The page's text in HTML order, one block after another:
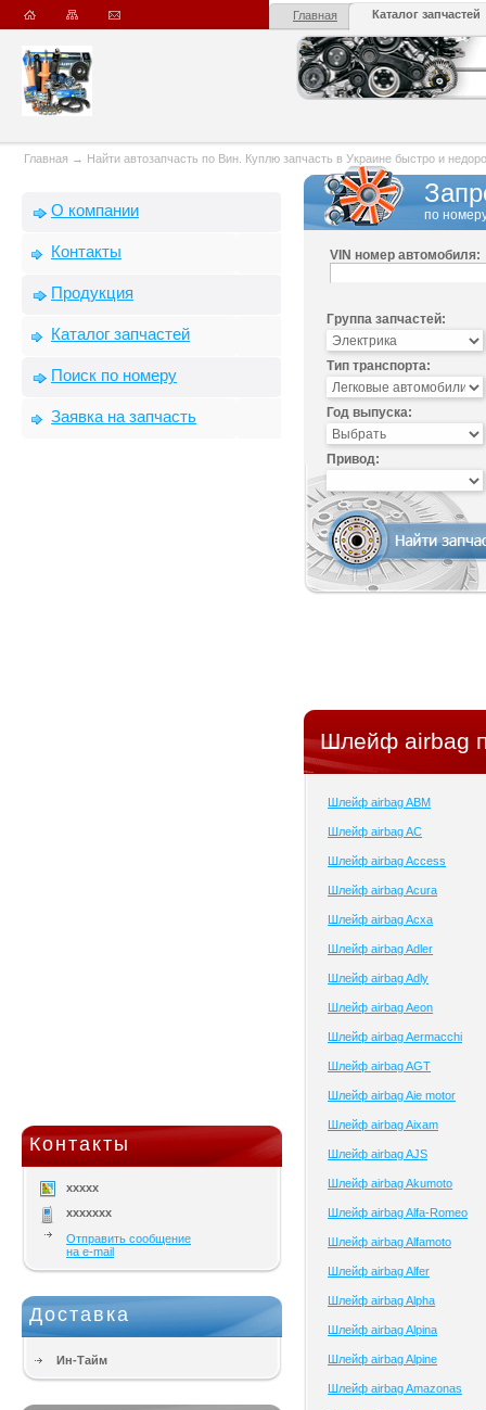
Главная Каталог запчастей
Главная → Найти автозапчасть по Вин. Куплю запчасть в Украине быстро и
О компании
Контакты
Продукция
Каталог запчастей
Поиск по номеру
Заявка на запчасть
Контакты
xxxxx
xxxxxxx
Отправить сообщение
на e-mail
Доставка
Ин-Тайм
по
VIN номер автомобиля:
Группа запчастей:
Тип транспорта:
Год выпуска:
Привод:
Шлейф airbag
Шлейф airbag ABM
Шлейф airbag AC
Шлейф airbag Access
Шлейф airbag Acura
Шлейф airbag Acxa
Шлейф airbag Adler
Шлейф airbag Adly
Шлейф airbag Aeon
Шлейф airbag Aermacchi
Шлейф airbag AGT
Шлейф airbag Aie motor
Шлейф airbag Aixam
Шлейф airbag AJS
Шлейф airbag Akumoto
Шлейф airbag Alfa-Romeo
Шлейф airbag Alfamoto
Шлейф airbag Alfer
Шлейф airbag Alpha
Шлейф airbag Alpina
Шлейф airbag Alpine
Шлейф airbag Amazonas